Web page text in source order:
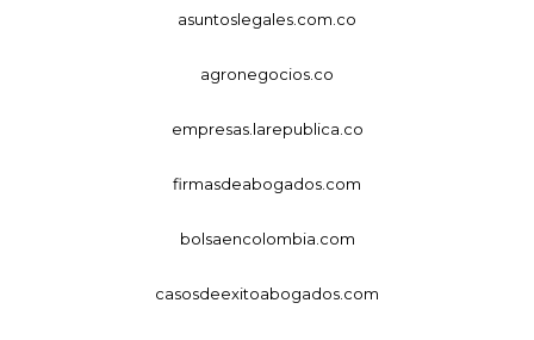
asuntoslegales.com.co
agronegocios.co
empresas.larepublica.co
firmasdeabogados.com
bolsaencolombia.com
casosdeexitoabogados.com